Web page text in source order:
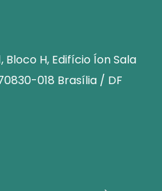
Bloco H, Edifício Íon Sala
018 Brasília / DF